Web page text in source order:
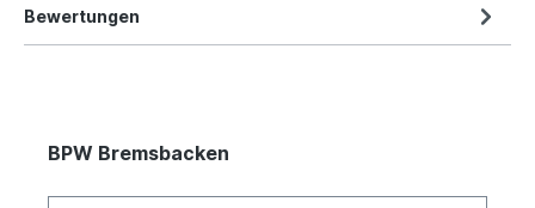
Bewertungen
BPW Bremsbacken